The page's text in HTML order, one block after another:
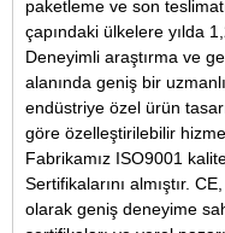
paketleme ve son
çapındaki ülkelere yılda
Deneyimli araştırma ve
alanında geniş bir
endüstriye özel ürün
göre özelleştirilebilir
Fabrikamız ISO9001
Sertifikalarını almıştır.
olarak geniş deneyime